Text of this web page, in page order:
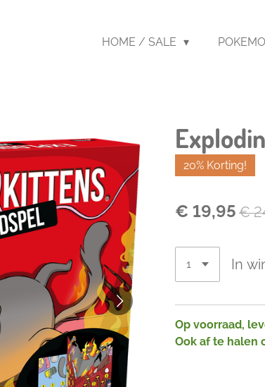
HOME / SALE
20% Korting!
€ 19,95 €
In
Op voorraad,
Ook af te halen